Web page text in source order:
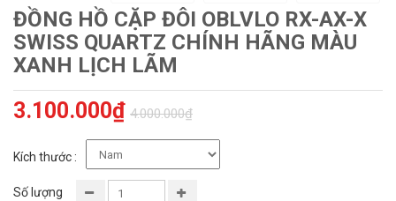
ĐỒNG HỒ CẶP ĐÔI OBLVLO RX-AX-X
SWISS QUARTZ CHÍNH HÃNG MÀU
XANH LỊCH LÃM
3.100.000₫ 4.000.000₫
Kích thước :
Số lượng